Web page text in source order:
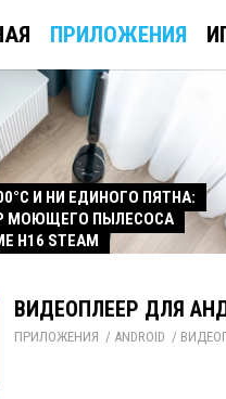
ПРИЛОЖЕНИЯ
И НИ ЕДИНОГО ПЯТНА:
МОЮЩЕГО ПЫЛЕСОСА
H16 STEAM
ВИДЕОПЛЕЕР ДЛЯ
ПРИЛОЖЕНИЯ / ANDROID /